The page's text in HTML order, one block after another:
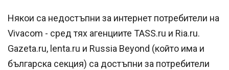
Някои са недостъпни за интернет потребители на
Vivacom - сред тях агенциите TASS.ru и Ria.ru.
Gazeta.ru, lenta.ru и Russia Beyond (който има и
българска секция) са достъпни за потребители